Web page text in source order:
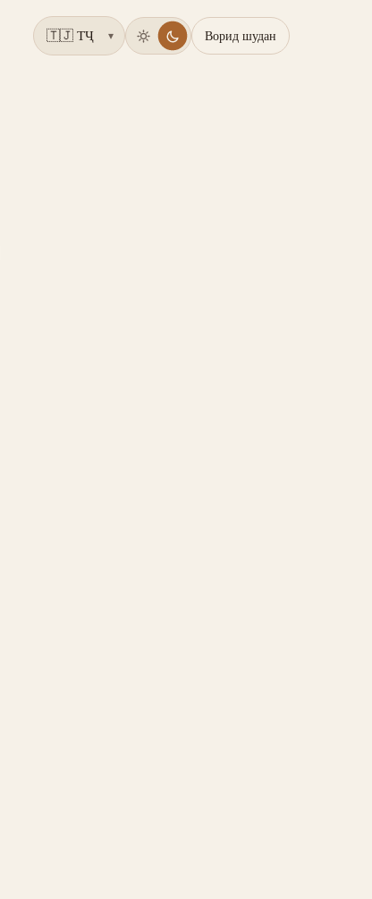
▾ Ворид шудан